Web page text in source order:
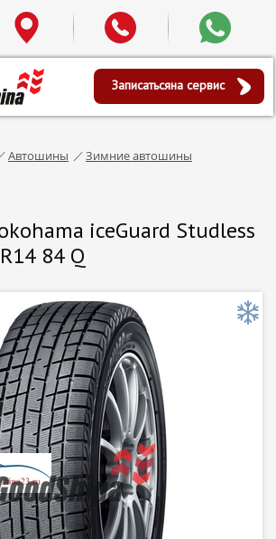
Записатьсяна сервис
Автошины
Зимние автошины
iceGuard Studless
84 Q